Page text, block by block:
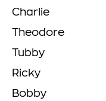
Charlie
Theodore
Tubby
Ricky
Bobby